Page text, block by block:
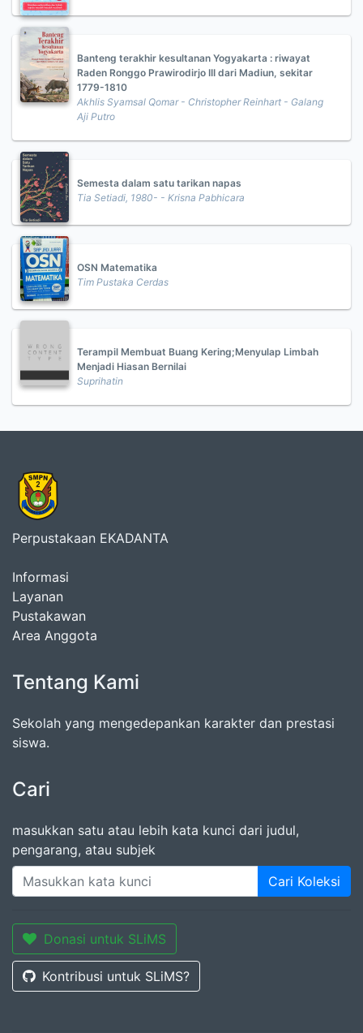
Banteng terakhir kesultanan Yogyakarta : riwayat
Raden Ronggo Prawirodirjo III dari Madiun, sekitar
1779-1810
Akhlis Syamsal Qomar - Christopher Reinhart - Galang
Aji Putro
Semesta dalam satu tarikan napas
Tia Setiadi, 1980- - Krisna Pabhicara
OSN Matematika
Tim Pustaka Cerdas
Terampil Membuat Buang Kering;Menyulap Limbah
Menjadi Hiasan Bernilai
Suprihatin
Perpustakaan EKADANTA
Informasi
Layanan
Pustakawan
Area Anggota
Tentang Kami
Sekolah yang mengedepankan karakter dan prestasi
siswa.
Cari
masukkan satu atau lebih kata kunci dari judul,
pengarang, atau subjek
Cari Koleksi
Donasi untuk SLiMS
Kontribusi untuk SLiMS?